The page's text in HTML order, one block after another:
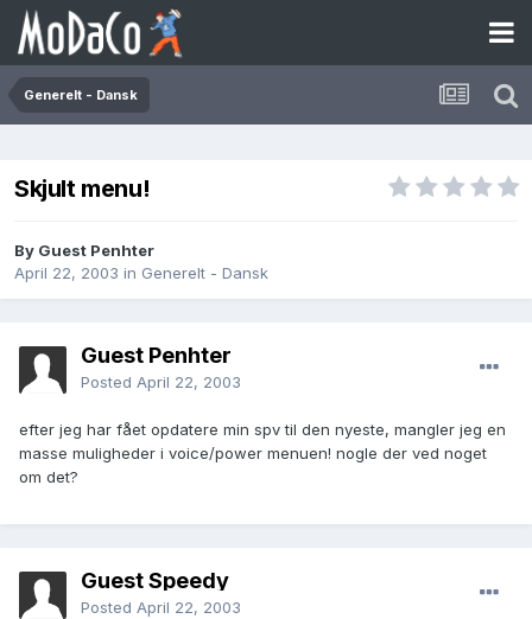
Generelt - Dansk
Skjult menu!
By Guest Penhter
April 22, 2003 in Generelt - Dansk
Guest Penhter
Posted April 22, 2003
efter jeg har fået opdatere min spv til den nyeste, mangler jeg en
masse muligheder i voice/power menuen! nogle der ved noget
om det?
Guest Speedy
Posted April 22, 2003